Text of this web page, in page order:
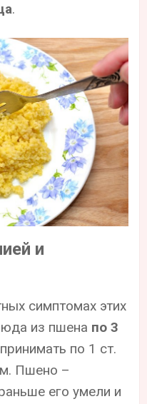
.
и
симптомах этих
из пшена по 3
по 1 ст.
Пшено –
его умели и